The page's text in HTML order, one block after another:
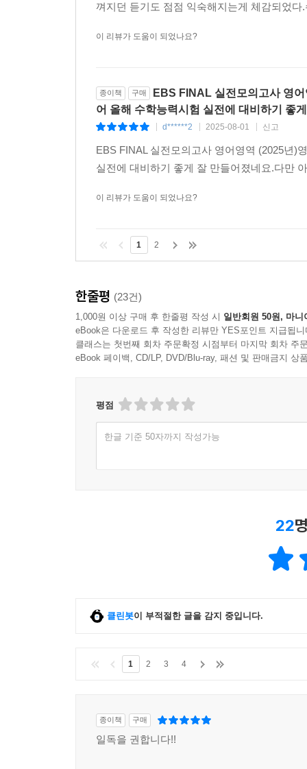
껴지던 듣기도 점점 익숙해지는게 체감되었
이 리뷰가 도움이 되었나요?
종이책 구매
EBS FINAL 실전모의고사 영
어 올해 수학능력시험 실전에 대비하기 좋
d******2 2025-08-01 신고
EBS FINAL 실전모의고사 영어영역 (2025년)
실전에 대비하기 좋게 잘 만들어졌네요.다만
이 리뷰가 도움이 되었나요?
1 2
한줄평 (23건)
1,000원 이상 구매 후 한줄평 작성 시 일반회원 50원, 마니
eBook은 다운로드 후 작성한 리뷰만 YES포인트 지급됩니
클래스는 첫번째 회차 주문확정 시점부터 마지막 회차 주
eBook 페이백, CD/LP, DVD/Blu-ray, 패션 및 판매금지 상
평점
한글 기준 50자까지 작성가능
22
클린봇이 부적절한 글을 감지 중입니다.
1 2 3 4
종이책 구매
일독을 권합니다!!